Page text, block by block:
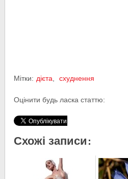
Мітки: дієта схуднення
Оцінити будь ласка статтю:
Схожі записи: